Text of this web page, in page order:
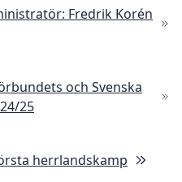
Fredrik Korén
och Svenska
25
herrlandskamp